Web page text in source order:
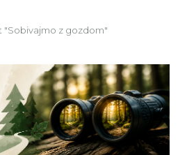
"Sobivajmo z gozdom"